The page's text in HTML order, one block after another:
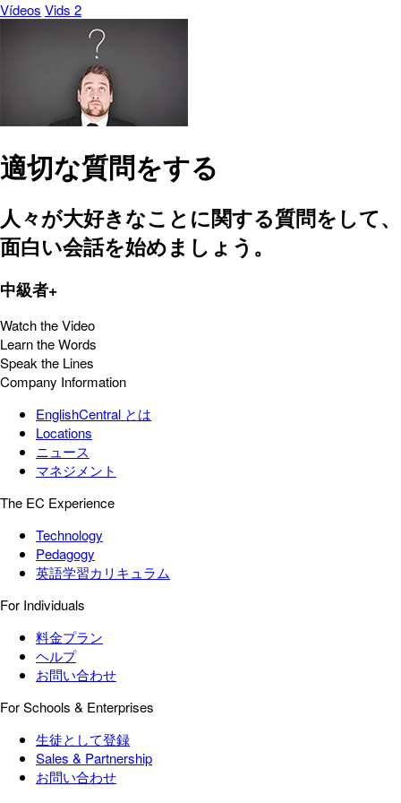
Vídeos Vids 2
適切な質問をする
人々が大好きなことに関する質問をして、
面白い会話を始めましょう。
中級者+
Watch the Video
Learn the Words
Speak the Lines
Company Information
EnglishCentral とは
Locations
ニュース
マネジメント
The EC Experience
Technology
Pedagogy
英語学習カリキュラム
For Individuals
料金プラン
ヘルプ
お問い合わせ
For Schools & Enterprises
生徒として登録
Sales & Partnership
お問い合わせ